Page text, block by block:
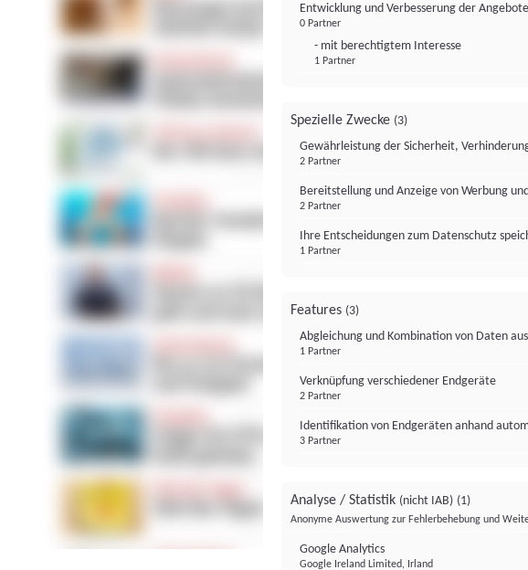
Entwicklung und Verbesserung der Angebote
0 Partner
- mit berechtigtem Interesse
1 Partner
Spezielle Zwecke (3)
Gewährleistung der Sicherheit,
2 Partner
Bereitstellung und Anzeige von Werbung
2 Partner
Ihre Entscheidungen zum Datenschutz
1 Partner
Features (3)
Abgleichung und Kombination von Daten
1 Partner
Verknüpfung verschiedener Endgeräte
2 Partner
Identifikation von Endgeräten anhand
3 Partner
Analyse / Statistik (nicht IAB) (1)
Anonyme Auswertung zur Fehlerbehebung und
Google Analytics
Google Ireland Limited, Irland